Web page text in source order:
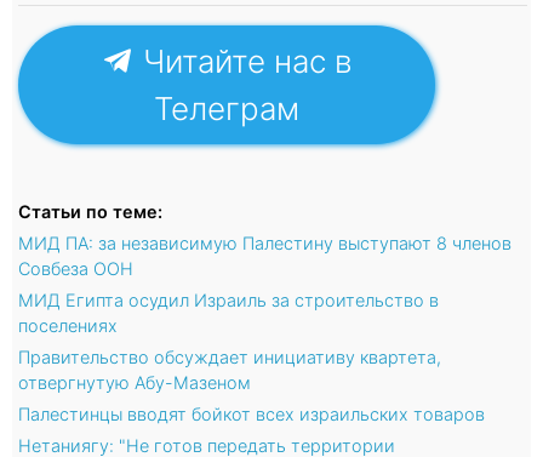
Читайте нас в
Телеграм
Статьи по теме:
МИД ПА: за независимую Палестину выступают 8 членов
Совбеза ООН
МИД Египта осудил Израиль за строительство в
поселениях
Правительство обсуждает инициативу квартета,
отвергнутую Абу-Мазеном
Палестинцы вводят бойкот всех израильских товаров
Нетаниягу: "Не готов передать территории